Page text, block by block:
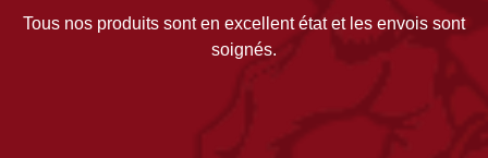
Tous nos produits sont en excellent état et les envois sont
soignés.